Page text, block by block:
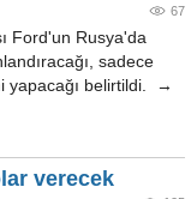
67
Ford'un Rusya'da
sadece
yapacağı belirtildi. →
verecek